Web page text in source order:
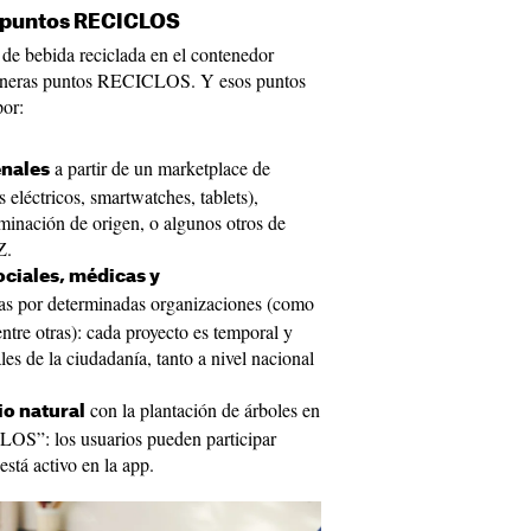
RECICLOS
bebida reciclada en el contenedor
puntos RECICLOS. Y esos puntos
a partir de un marketplace de
smartwatches, tablets),
de origen, o algunos otros de
médicas y
por determinadas organizaciones (como
otras): cada proyecto es temporal y
de la ciudadanía, tanto a nivel nacional
natural con la plantación de árboles en
los usuarios pueden participar
activo en la app.